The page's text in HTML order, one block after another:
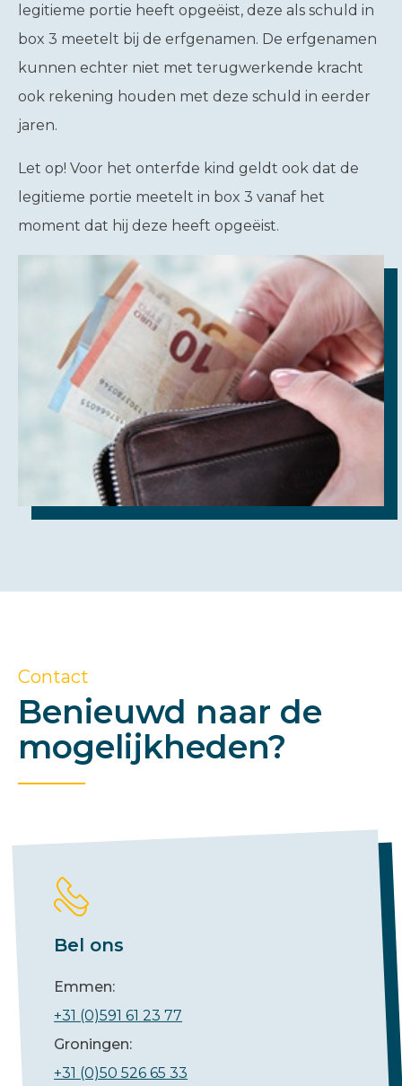
legitieme portie heeft opgeëist, deze als schuld in
box 3 meetelt bij de erfgenamen. De erfgenamen
kunnen echter niet met terugwerkende kracht
ook rekening houden met deze schuld in eerder
jaren.
Let op! Voor het onterfde kind geldt ook dat de
legitieme portie meetelt in box 3 vanaf het
moment dat hij deze heeft opgeëist.
Contact
Benieuwd naar de
mogelijkheden?
Bel ons
Emmen:
+31 (0)591 61 23 77
Groningen:
+31 (0)50 526 65 33